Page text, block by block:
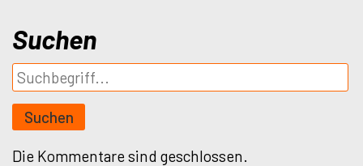
Suchen
Die Kommentare sind geschlossen.